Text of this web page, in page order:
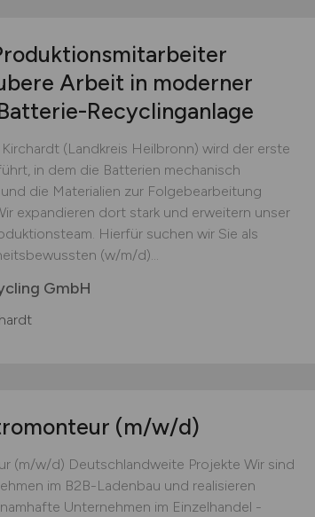
Arbeit in moderner
Recyclinganlage
(Landkreis Heilbronn) wird der erste
in dem die Batterien mechanisch
die Materialien zur Folgebearbeitung
expandieren dort stark und erweitern unser
Hierfür suchen wir Sie als
(w/m/d)...
GmbH
(m/w/d)
(m/w/d) Deutschlandweite Projekte Wir sind
im B2B-Ladenbau und realisieren
Unternehmen im Einzelhandel -